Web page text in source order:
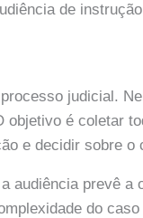
de
judicial.
é coletar
e decidir sobre o
audiência prevê a
do